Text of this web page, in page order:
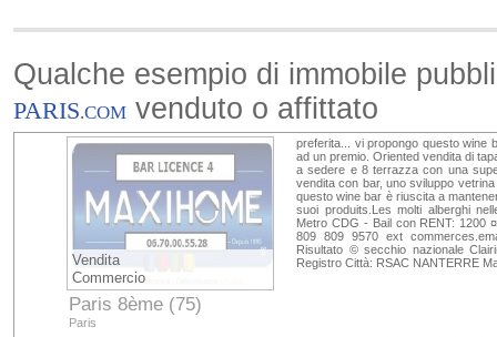
Qualche esempio di immobile
PARIS.COM venduto o affittato
Vendita
Commercio
Paris 8ème (75)
Paris
preferita... vi propongo questo wine
ad un premio. Oriented vendita di
a sedere e 8 terrazza con una
vendita con bar, uno sviluppo
questo wine bar è riuscita a
suoi produits.Les molti alberghi
Metro CDG - Bail con RENT: 1200
809 809 9570 ext
Risultato © secchio nazionale
Registro Città: RSAC NANTERRE